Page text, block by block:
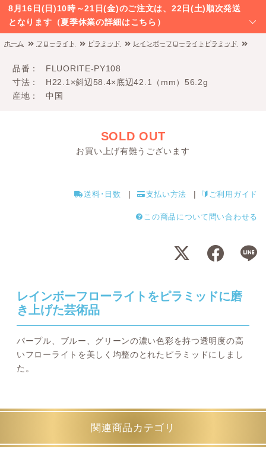
8月16日(日)10時～21日(金)のご注文は、22日(土)順次発送
となります（夏季休業の詳細はこちら）
ホーム フローライト ピラミッド レインボーフローライトピラミッド
品番
FLUORITE-PY108
寸法
H22.1×斜辺58.4×底辺42.1（mm）56.2g
産地
中国
SOLD OUT
お買い上げ有難うございます
送料･日数 支払い方法 ご利用ガイド
この商品について問い合わせる
レインボーフローライトをピラミッドに磨
き上げた芸術品
パープル、ブルー、グリーンの濃い色彩を持つ透明度の高
いフローライトを美しく均整のとれたピラミッドにしまし
た。
関連商品カテゴリ